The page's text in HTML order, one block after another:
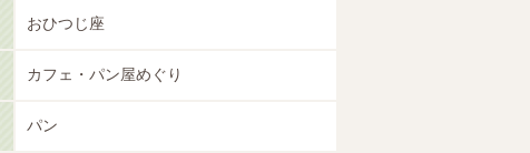
おひつじ座
カフェ・パン屋めぐり
パン